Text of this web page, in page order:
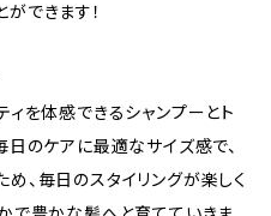
できます！
ィを体感できるシャンプーとト
日のケアに最適なサイズ感で、
、毎日のスタイリングが楽しく